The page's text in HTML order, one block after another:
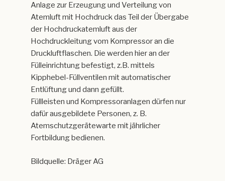
Anlage zur Erzeugung und Verteilung von
Atemluft mit Hochdruck das Teil der Übergabe
der Hochdruckatemluft aus der
Hochdruckleitung vom Kompressor an die
Druckluftflaschen. Die werden hier an der
Fülleinrichtung befestigt, z.B. mittels
Kipphebel-Füllventilen mit automatischer
Entlüftung und dann gefüllt.
Füllleisten und Kompressoranlagen dürfen nur
dafür ausgebildete Personen, z. B.
Atemschutzgerätewarte mit jährlicher
Fortbildung bedienen.
Bildquelle: Dräger AG